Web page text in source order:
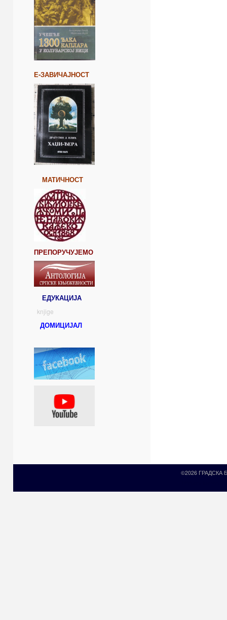
Е-ЗАВИЧАЈНОСТ
МАТИЧНОСТ
ПРЕПОРУЧУЈЕМО
ЕДУКАЦИЈА
knjige
ДОМИЦИЈАЛ
©2026